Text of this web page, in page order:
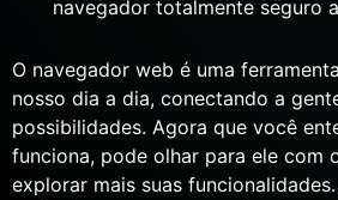
navegador totalmente seguro
O navegador web é uma
nosso dia a dia, conectando a
possibilidades. Agora que você
funciona, pode olhar para ele com
explorar mais suas